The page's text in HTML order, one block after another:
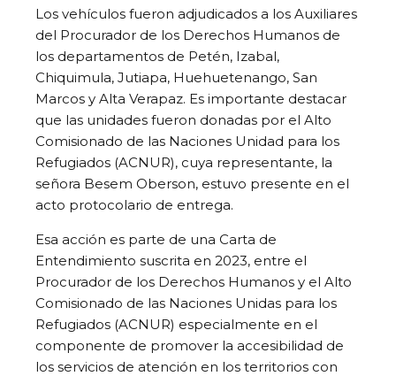
Los vehículos fueron adjudicados a los Auxiliares
del Procurador de los Derechos Humanos de
los departamentos de Petén, Izabal,
Chiquimula, Jutiapa, Huehuetenango, San
Marcos y Alta Verapaz. Es importante destacar
que las unidades fueron donadas por el Alto
Comisionado de las Naciones Unidad para los
Refugiados (ACNUR), cuya representante, la
señora Besem Oberson, estuvo presente en el
acto protocolario de entrega.
Esa acción es parte de una Carta de
Entendimiento suscrita en 2023, entre el
Procurador de los Derechos Humanos y el Alto
Comisionado de las Naciones Unidas para los
Refugiados (ACNUR) especialmente en el
componente de promover la accesibilidad de
los servicios de atención en los territorios con